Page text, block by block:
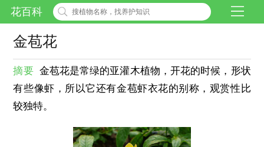
花百科
金苞花
摘要 金苞花是常绿的亚灌木植物，开花的时候，形状
有些像虾，所以它还有金苞虾衣花的别称，观赏性比
较独特。